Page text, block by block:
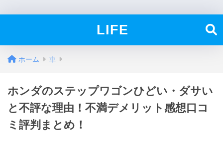
LIFE
ホーム 車
ホンダのステップワゴンひどい・ダサい
と不評な理由！不満デメリット感想口コ
ミ評判まとめ！